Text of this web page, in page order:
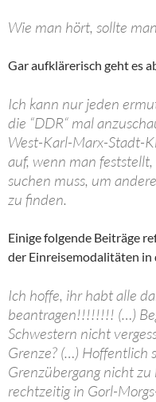
Wie man hört, sollte
Gar aufklärerisch geht es
Ich kann nur jeden
die “DDR“ mal
West-Karl-Marx-Stadt-
auf, wenn man
suchen muss, um
zu finden.
Einige folgende Beiträge
der Einreisemodalitäten in
Ich hoffe, ihr habt alle
beantragen!!!!!!!! (…)
Schwestern nicht
Grenze? (…) Hoffentlich
Grenzübergang nicht
rechtzeitig in Gorl-